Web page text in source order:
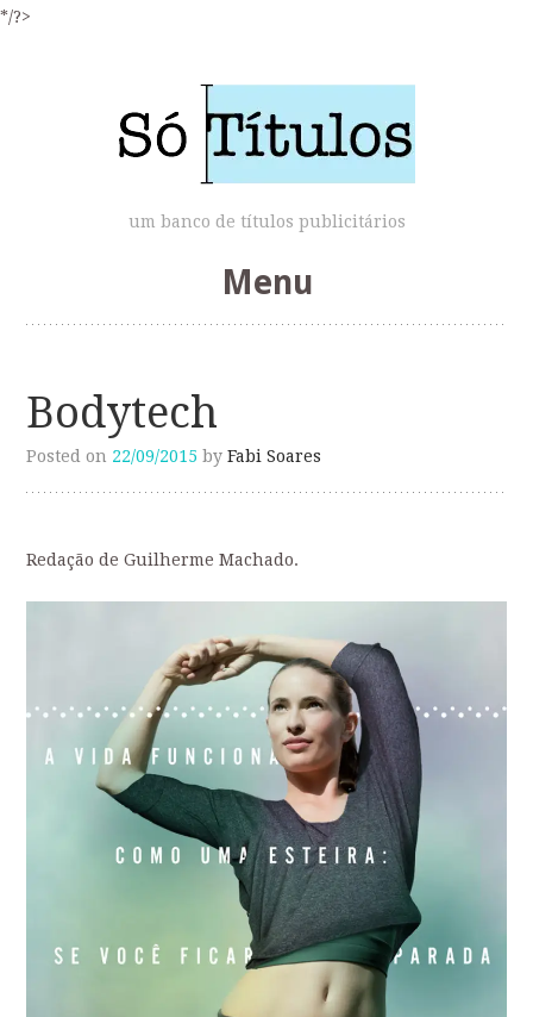
*/?>
um banco de títulos publicitários
Menu
content
Bodytech
Posted on 22/09/2015 byFabi Soares
Redação de Guilherme Machado.